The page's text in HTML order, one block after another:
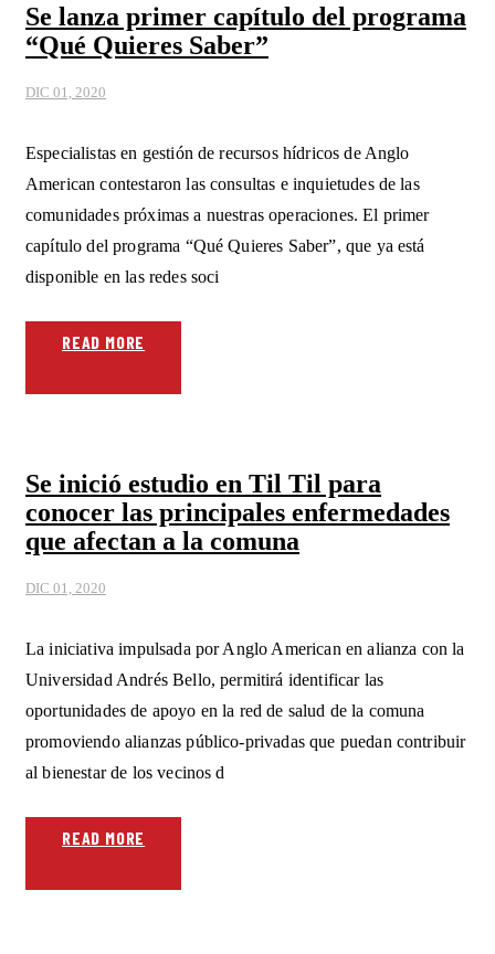
Se lanza primer capítulo del programa
“Qué Quieres Saber”
DIC 01, 2020
Especialistas en gestión de recursos hídricos de Anglo
American contestaron las consultas e inquietudes de las
comunidades próximas a nuestras operaciones. El primer
capítulo del programa “Qué Quieres Saber”, que ya está
disponible en las redes soci
READ MORE
Se inició estudio en Til Til para
conocer las principales enfermedades
que afectan a la comuna
DIC 01, 2020
La iniciativa impulsada por Anglo American en alianza con la
Universidad Andrés Bello, permitirá identificar las
oportunidades de apoyo en la red de salud de la comuna
promoviendo alianzas público-privadas que puedan contribuir
al bienestar de los vecinos d
READ MORE